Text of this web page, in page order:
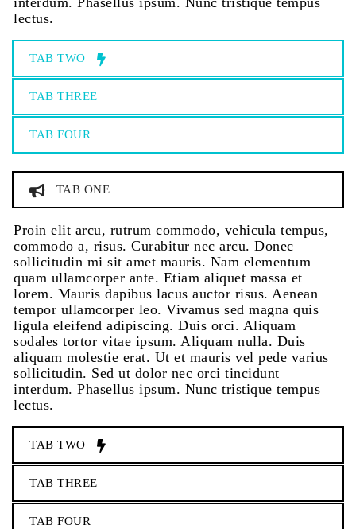
lectus.
TAB TWO
TAB THREE
TAB FOUR
TAB ONE
Proin elit arcu, rutrum commodo, vehicula tempus,
commodo a, risus. Curabitur nec arcu. Donec
sollicitudin mi sit amet mauris. Nam elementum
quam ullamcorper ante. Etiam aliquet massa et
lorem. Mauris dapibus lacus auctor risus. Aenean
tempor ullamcorper leo. Vivamus sed magna quis
ligula eleifend adipiscing. Duis orci. Aliquam
sodales tortor vitae ipsum. Aliquam nulla. Duis
aliquam molestie erat. Ut et mauris vel pede varius
sollicitudin. Sed ut dolor nec orci tincidunt
interdum. Phasellus ipsum. Nunc tristique tempus
lectus.
TAB TWO
TAB THREE
TAB FOUR